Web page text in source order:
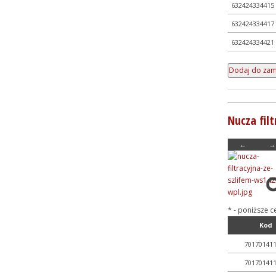
632424334415
632424334417
632424334421
Nucza
← →
* - poniższe
Kod